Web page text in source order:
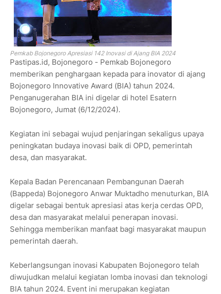
Pemkab Bojonegoro Apresiasi 142 Inovasi di Ajang BIA 2024
Pastipas.id, Bojonegoro - Pemkab Bojonegoro
memberikan penghargaan kepada para inovator di ajang
Bojonegoro Innovative Award (BIA) tahun 2024.
Penganugerahan BIA ini digelar di hotel Esatern
Bojonegoro, Jumat (6/12/2024).
Kegiatan ini sebagai wujud penjaringan sekaligus upaya
peningkatan budaya inovasi baik di OPD, pemerintah
desa, dan masyarakat.
Kepala Badan Perencanaan Pembangunan Daerah
(Bappeda) Bojonegoro Anwar Muktadho menuturkan, BIA
digelar sebagai bentuk apresiasi atas kerja cerdas OPD,
desa dan masyarakat melalui penerapan inovasi.
Sehingga memberikan manfaat bagi masyarakat maupun
pemerintah daerah.
Keberlangsungan inovasi Kabupaten Bojonegoro telah
diwujudkan melalui kegiatan lomba inovasi dan teknologi
BIA tahun 2024. Event ini merupakan kegiatan